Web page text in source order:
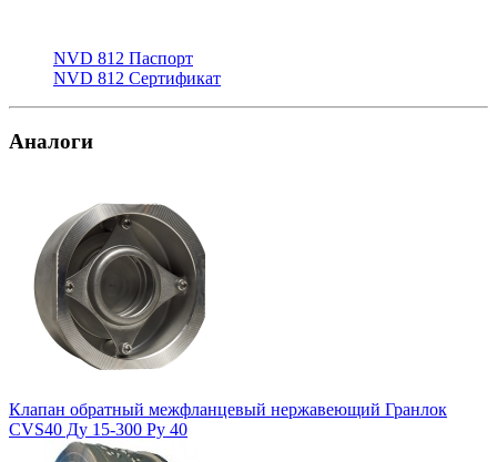
NVD 812 Паспорт
NVD 812 Сертификат
Аналоги
Клапан обратный межфланцевый нержавеющий Гранлок
CVS40 Ду 15-300 Ру 40